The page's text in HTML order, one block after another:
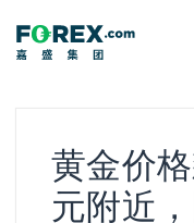
content
黄金价
元附近